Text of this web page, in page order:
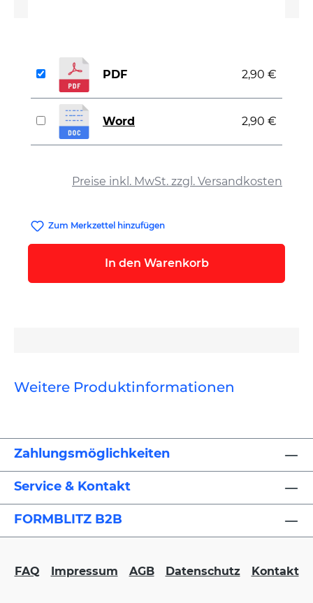
Preise inkl. MwSt. zzgl. Versandkosten
PDF 2,90 €
Word 2,90 €
Zum Merkzettel hinzufügen
In den Warenkorb
Weitere Produktinformationen
Zahlungsmöglichkeiten
Service & Kontakt
FORMBLITZ B2B
FAQ Impressum AGB Datenschutz Kontakt